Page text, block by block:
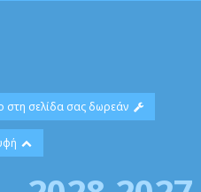
στη σελίδα σας δωρεάν